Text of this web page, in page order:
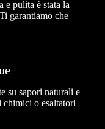
e pulita è stata la
garantiamo che
su sapori naturali e
o esaltatori